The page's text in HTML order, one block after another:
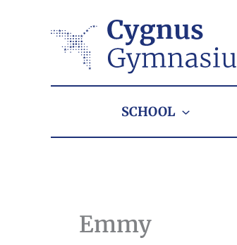
SCHOOL
Emmy